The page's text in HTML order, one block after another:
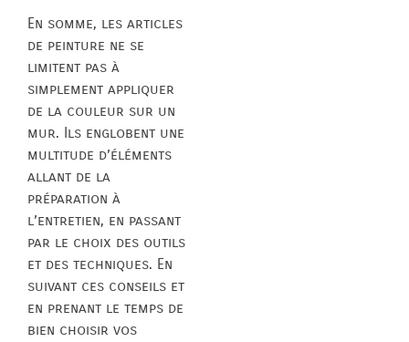
En somme, les articles
de peinture ne se
limitent pas à
simplement appliquer
de la couleur sur un
mur. Ils englobent une
multitude d’éléments
allant de la
préparation à
l’entretien, en passant
par le choix des outils
et des techniques. En
suivant ces conseils et
en prenant le temps de
bien choisir vos